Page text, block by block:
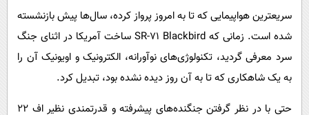
سریعترین هواپیمایی که تا به امروز پرواز کرده، سال‌ها پیش بازنشسته
شده است. زمانی که SR-71 Blackbird ساخت آمریکا در اثنای جنگ
سرد معرفی گردید، تکنولوژی‌های نوآورانه، الکترونیک و اویونیک آن را
به یک شاهکاری که تا به آن روز دیده نشده بود، تبدیل کرد.
حتی با در نظر گرفتن جنگنده‌های پیشرفته و قدرتمندی نظیر اف ۲۲